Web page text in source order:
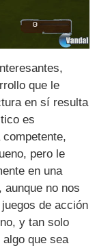
que le
en sí resulta
es
pero le
en una
aunque no nos
de acción
y tan solo
que sea